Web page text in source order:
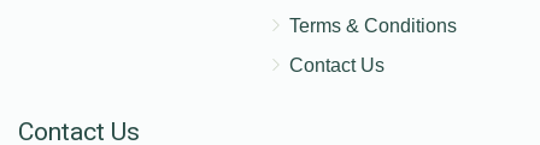
Terms & Conditions
Contact Us
Contact Us